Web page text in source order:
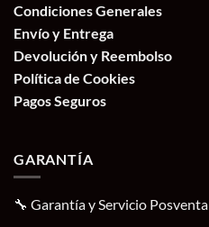
Condiciones Generales
Envío y Entrega
Devolución y Reembolso
Política de Cookies
Pagos Seguros
GARANTÍA
🔧 Garantía y Servicio Posventa